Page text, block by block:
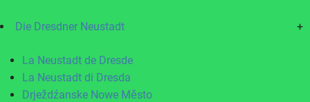
Die Dresdner Neustadt +
La Neustadt de Dresde
La Neustadt di Dresda
Drježdźanske Nowe Město